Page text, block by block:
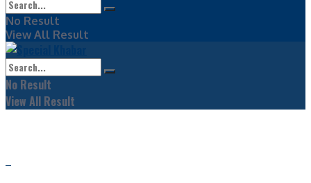
No Result
View All Result
No Result
View All Result